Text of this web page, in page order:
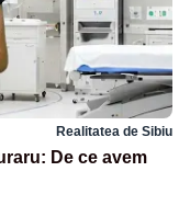
Realitatea de Sibiu
De ce avem